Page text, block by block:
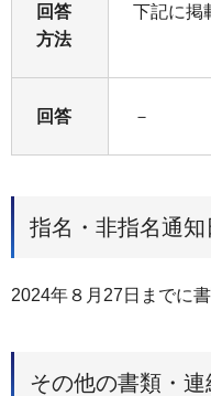
回答
方法
下記に掲
回答 －
指名・非指名通
2024年８月27日までに
その他の書類・